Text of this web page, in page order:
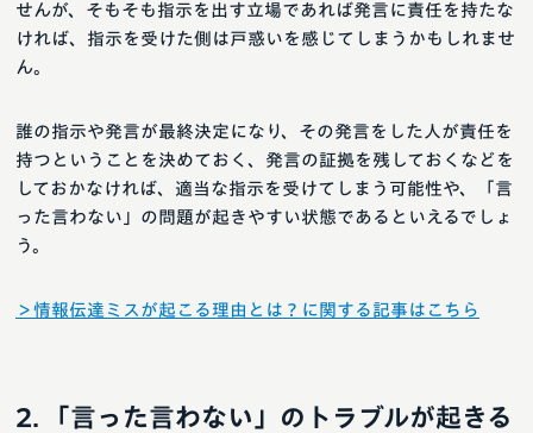
せんが、そもそも指示を出す立場であれば発言に責任を持たな
ければ、指示を受けた側は戸惑いを感じてしまうかもしれませ
ん。
誰の指示や発言が最終決定になり、その発言をした人が責任を
持つということを決めておく、発言の証拠を残しておくなどを
しておかなければ、適当な指示を受けてしまう可能性や、「言
った言わない」の問題が起きやすい状態であるといえるでしょ
う。
＞情報伝達ミスが起こる理由とは？に関する記事はこちら
「言った言わない」のトラブルが起きる